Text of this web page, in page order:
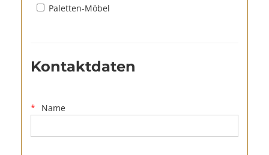
Paletten-Möbel
Kontaktdaten
Name